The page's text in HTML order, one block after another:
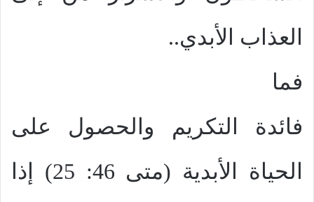
العذاب الأبدي..
فما
فائدة التكريم والحصول على
الحياة الأبدية (متى 46: 25) إذا